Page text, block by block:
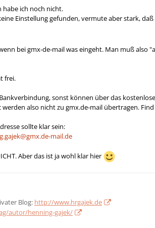
ich noch nicht.
Einstellung gefunden, vermute aber stark,
bei gmx-de-mail was eingeht. Man muß also
frei.
sonst können über das
also nicht zu gmx.de-mail übertragen.
sollte klar sein:
mail.de
Aber das ist ja wohl klar hier
Blog: http://www.hrgajek.de
autor/henning-gajek/